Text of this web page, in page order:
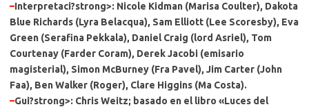
–Interpretaci?strong>: Nicole Kidman (Marisa Coulter), Dakota
Blue Richards (Lyra Belacqua), Sam Elliott (Lee Scoresby), Eva
Green (Serafina Pekkala), Daniel Craig (lord Asriel), Tom
Courtenay (Farder Coram), Derek Jacobi (emisario
magisterial), Simon McBurney (Fra Pavel), Jim Carter (John
Faa), Ben Walker (Roger), Clare Higgins (Ma Costa).
–Gui?strong>: Chris Weitz; basado en el libro «Luces del